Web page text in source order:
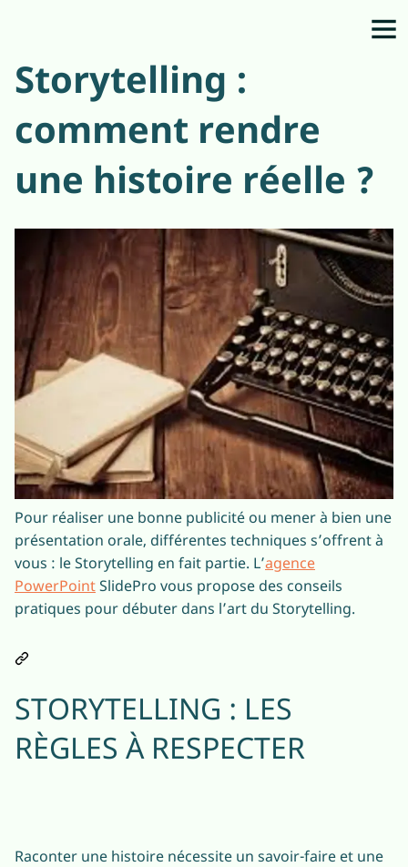
Storytelling :
comment rendre
une histoire réelle ?
Pour réaliser une bonne publicité ou mener à bien une
présentation orale, différentes techniques s’offrent à
vous : le Storytelling en fait partie. L’agence
PowerPointSlidePro vous propose des conseils
pratiques pour débuter dans l’art du Storytelling.
STORYTELLING : LES
RÈGLES À RESPECTER
Raconter une histoire nécessite un savoir-faire et une